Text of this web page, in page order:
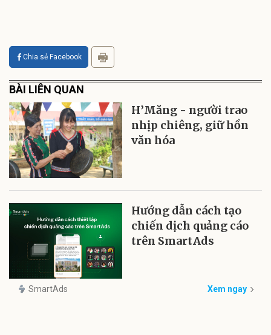
Chia sẻ Facebook
BÀI LIÊN QUAN
H’Măng - người trao
nhịp chiêng, giữ hồn
văn hóa
Hướng dẫn cách tạo
chiến dịch quảng cáo
trên SmartAds
SmartAds Xem ngay